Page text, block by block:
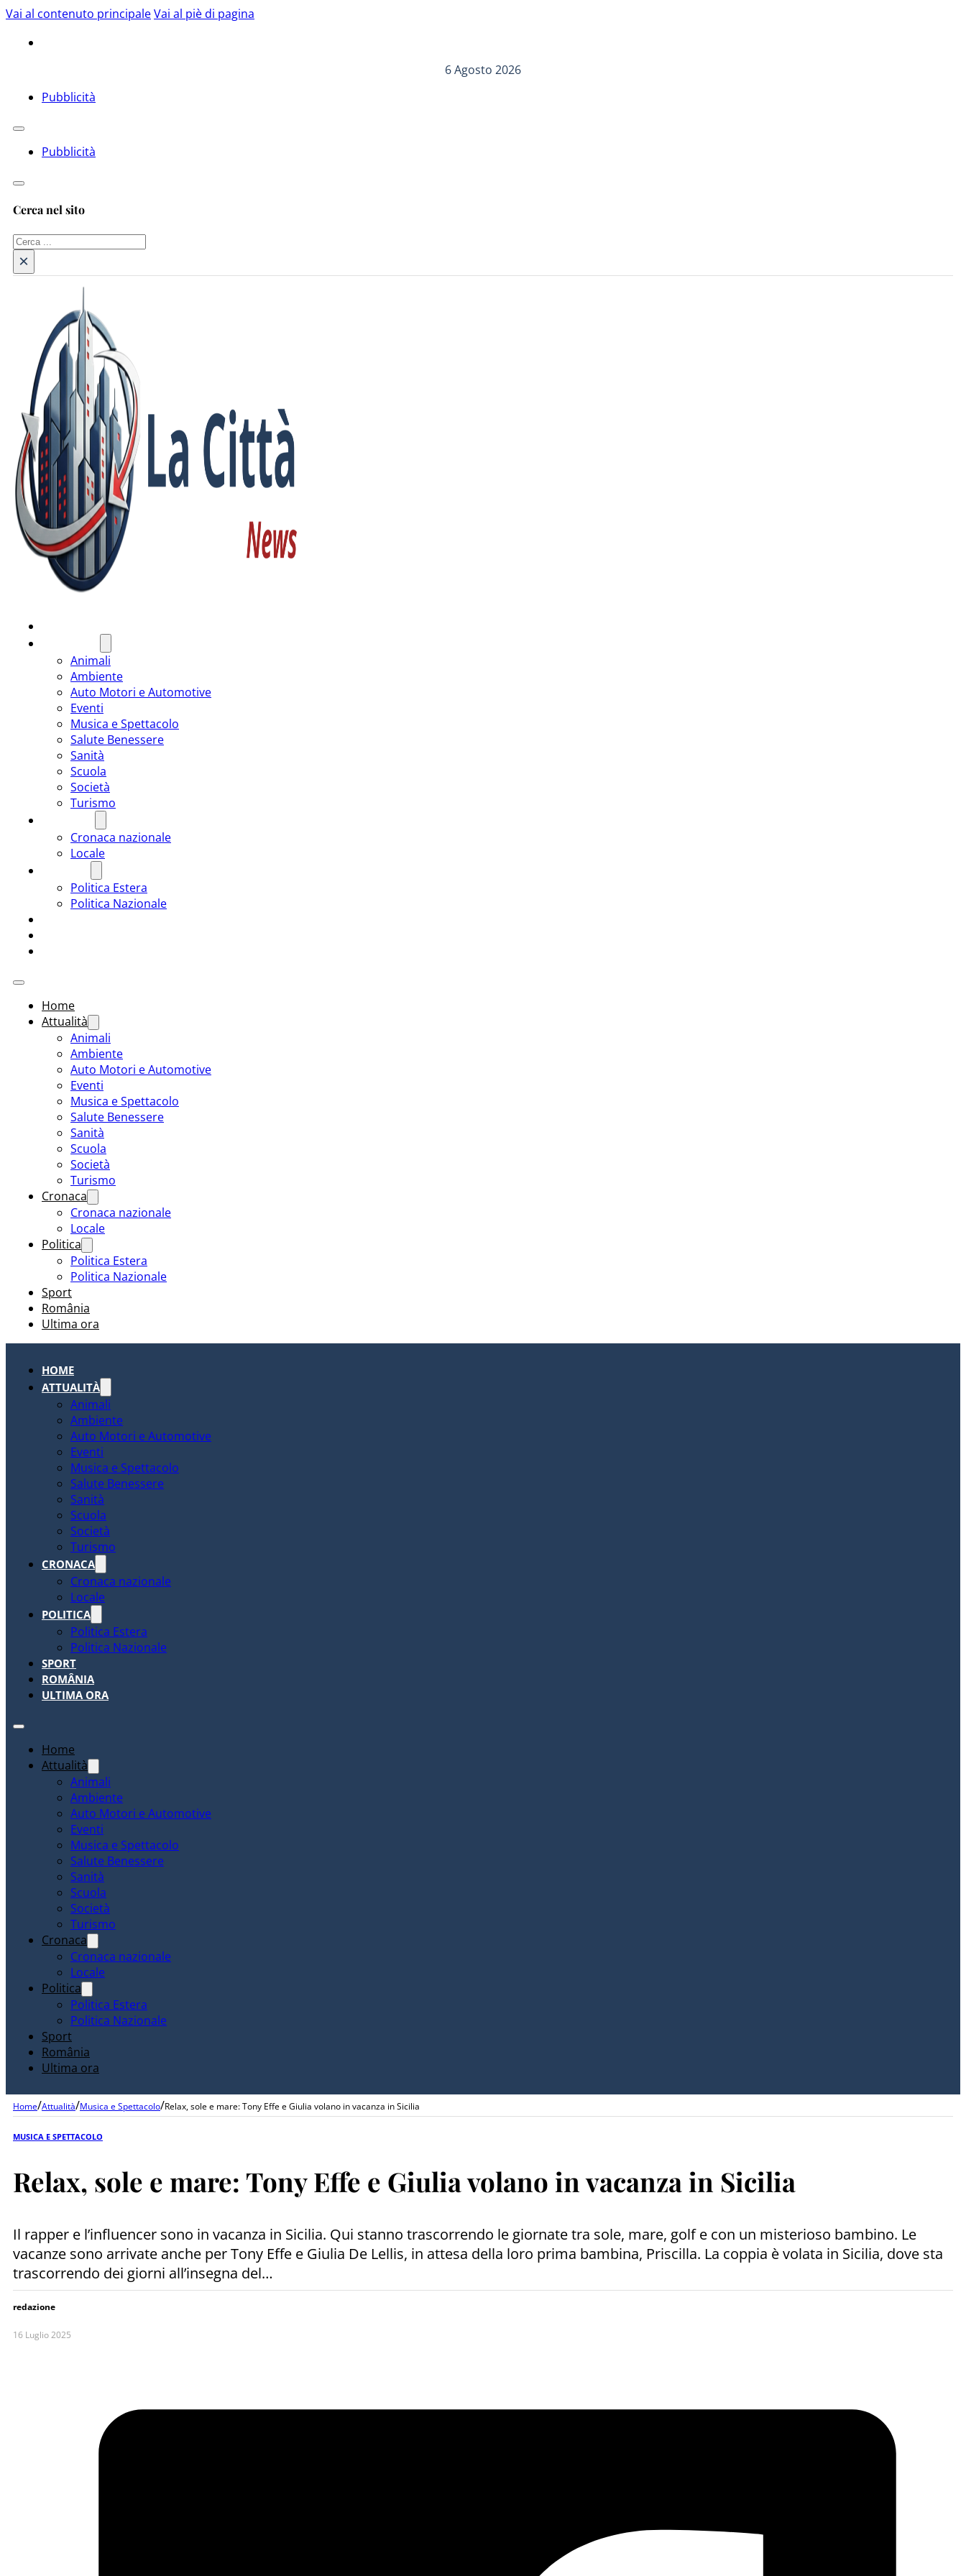
Vai al contenuto principaleVai al piè di pagina
6 Agosto 2026
Pubblicità
Pubblicità
Cerca nel sito
Cerca
×
Animali
Ambiente
Auto Motori e Automotive
Eventi
Musica e Spettacolo
Salute Benessere
Sanità
Scuola
Società
Turismo
Cronaca nazionale
Locale
Politica Estera
Politica Nazionale
Home
Attualità
Animali
Ambiente
Auto Motori e Automotive
Eventi
Musica e Spettacolo
Salute Benessere
Sanità
Scuola
Società
Turismo
Cronaca
Cronaca nazionale
Locale
Politica
Politica Estera
Politica Nazionale
Sport
România
Ultima ora
HOME
ATTUALITÀ
Animali
Ambiente
Auto Motori e Automotive
Eventi
Musica e Spettacolo
Salute Benessere
Sanità
Scuola
Società
Turismo
CRONACA
Cronaca nazionale
Locale
POLITICA
Politica Estera
Politica Nazionale
SPORT
ROMÂNIA
ULTIMA ORA
Home
Attualità
Animali
Ambiente
Auto Motori e Automotive
Eventi
Musica e Spettacolo
Salute Benessere
Sanità
Scuola
Società
Turismo
Cronaca
Cronaca nazionale
Locale
Politica
Politica Estera
Politica Nazionale
Sport
România
Ultima ora
Home/Attualità/Musica e Spettacolo/Relax, sole e mare: Tony Effe e Giulia volano in vacanza in Sicilia
MUSICA E SPETTACOLO
Relax, sole e mare: Tony Effe e Giulia volano in vacanza in Sicilia
Il rapper e l’influencer sono in vacanza in Sicilia. Qui stanno trascorrendo le giornate tra sole, mare, golf e con un misterioso bambino. Le
vacanze sono arrivate anche per Tony Effe e Giulia De Lellis, in attesa della loro prima bambina, Priscilla. La coppia è volata in Sicilia, dove sta
trascorrendo dei giorni all’insegna del…
redazione
16 Luglio 2025